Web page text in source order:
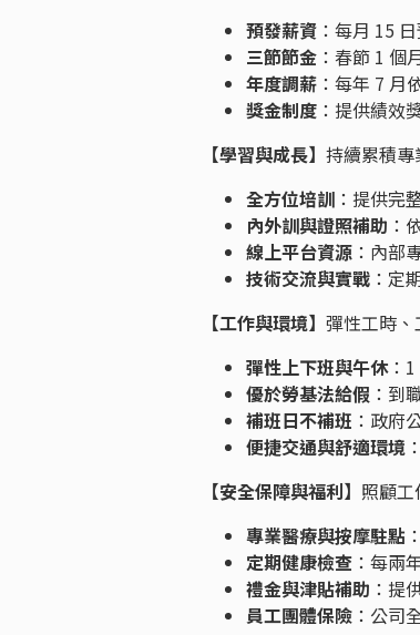
預發薪資 ：每月 15
三節節金 ：春節 1 個
年度調薪 ：每年 7 月
獎金制度 ：提供績效
【學習與成長】 持續累積專
全方位培訓 ：提供完
內外訓與證照補助 ：
線上平台資源 ：內部
技術交流與實戰 ：定
【工作與環境】 彈性工時
彈性上下班與午休：1
優於勞基法給假 ：到
補班日不補班 ：政府
便捷交通與舒適環境
【安全保障與福利】 照顧
專業醫療與按摩駐點
定期健康檢查 ：每兩
禮金與津貼補助 ：提
員工團體保險 ：公司